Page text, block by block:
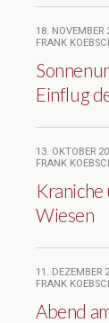
18. NOVEMBER
FRANK
Einflug
13. OKTOBER
FRANK
Wiesen
11. DEZEMBER
FRANK
Abend